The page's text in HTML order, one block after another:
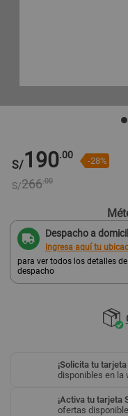
S/190.00 -28%
S/266.00
Despacho a
Ingresa aquí tu
para ver todos los detalles de
despacho
¡Solicita tu
disponibles en la
¡Activa tu tarjeta
ofertas